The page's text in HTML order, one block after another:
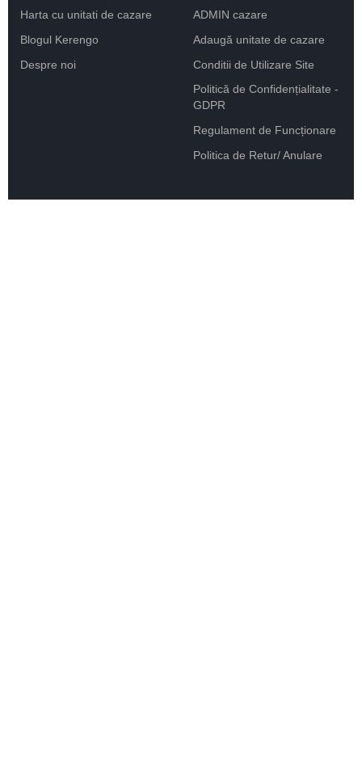
Harta cu unitati de cazare
Blogul Kerengo
Despre noi
ADMIN cazare
Adaugă unitate de cazare
Conditii de Utilizare Site
Politică de Confidențialitate -
GDPR
Regulament de Funcționare
Politica de Retur/ Anulare